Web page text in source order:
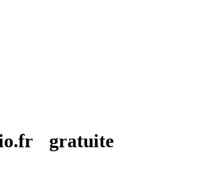
gratuite